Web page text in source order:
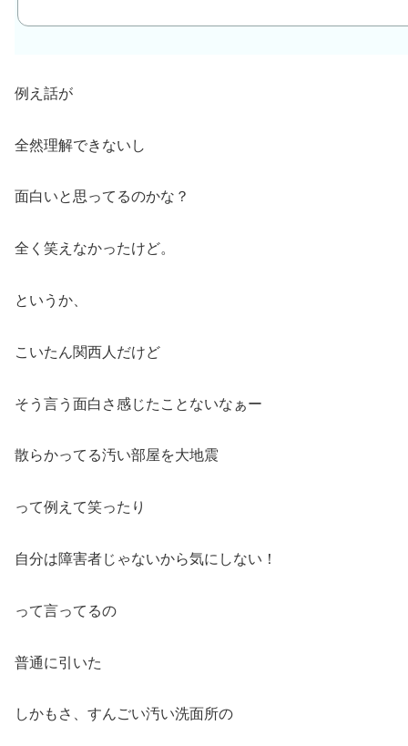
例え話が
全然理解できないし
面白いと思ってるのかな？
全く笑えなかったけど。
というか、
こいたん関西人だけど
そう言う面白さ感じたことないなぁー
散らかってる汚い部屋を大地震
って例えて笑ったり
自分は障害者じゃないから気にしない！
って言ってるの
普通に引いた
しかもさ、すんごい汚い洗面所の